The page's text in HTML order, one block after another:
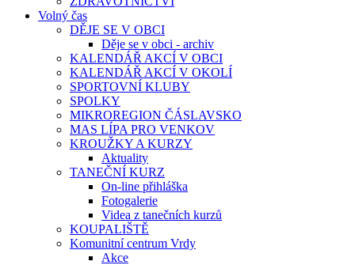
Volný čas
DĚJE SE V OBCI
Děje se v obci - archiv
KALENDÁŘ AKCÍ V OBCI
KALENDÁŘ AKCÍ V OKOLÍ
SPORTOVNÍ KLUBY
SPOLKY
MIKROREGION ČÁSLAVSKO
MAS LÍPA PRO VENKOV
KROUŽKY A KURZY
Aktuality
TANEČNÍ KURZ
On-line přihláška
Fotogalerie
Videa z tanečních kurzů
KOUPALIŠTĚ
Komunitní centrum Vrdy
Akce